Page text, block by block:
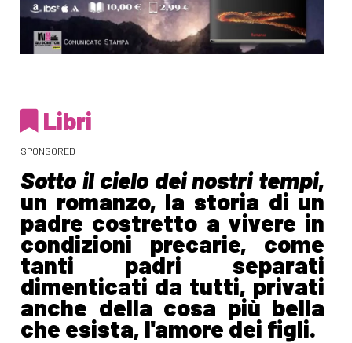
Libri
SPONSORED
Sotto il cielo dei nostri tempi,
un romanzo, la storia di un
padre costretto a vivere in
condizioni precarie, come
tanti padri separati
dimenticati da tutti, privati
anche della cosa più bella
che esista, l'amore dei figli.